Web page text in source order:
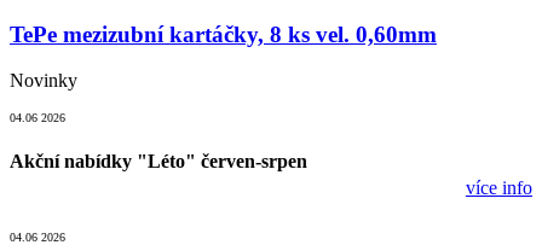
TePe mezizubní kartáčky, 8 ks vel. 0,60mm
Novinky
04.06 2026
Akční nabídky "Léto" červen-srpen
více info
04.06 2026